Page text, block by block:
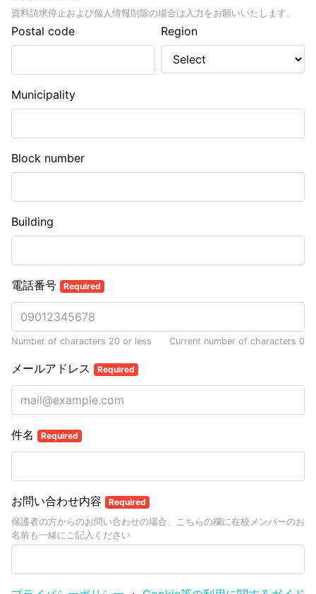
資料請求停止および個人情報削除の場合は入力をお願いいたします。
Postal code Region
Municipality
Block number
Building
電話番号 Required
Number of characters 20 or less Current number of characters 0
メールアドレス Required
件名 Required
お問い合わせ内容 Required
保護者の方からのお問い合わせの場合、こちらの欄に在校メンバーのお
名前も一緒にご記入ください